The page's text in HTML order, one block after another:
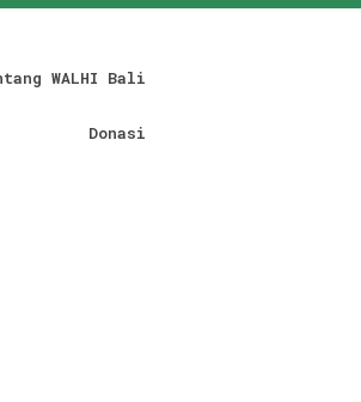
WALHI Bali
Donasi